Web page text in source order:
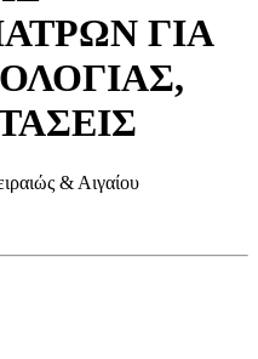
ΓΙΑ
& Αιγαίου